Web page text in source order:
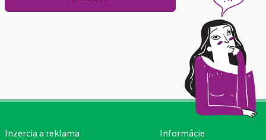
Inzercia a reklama Informácie